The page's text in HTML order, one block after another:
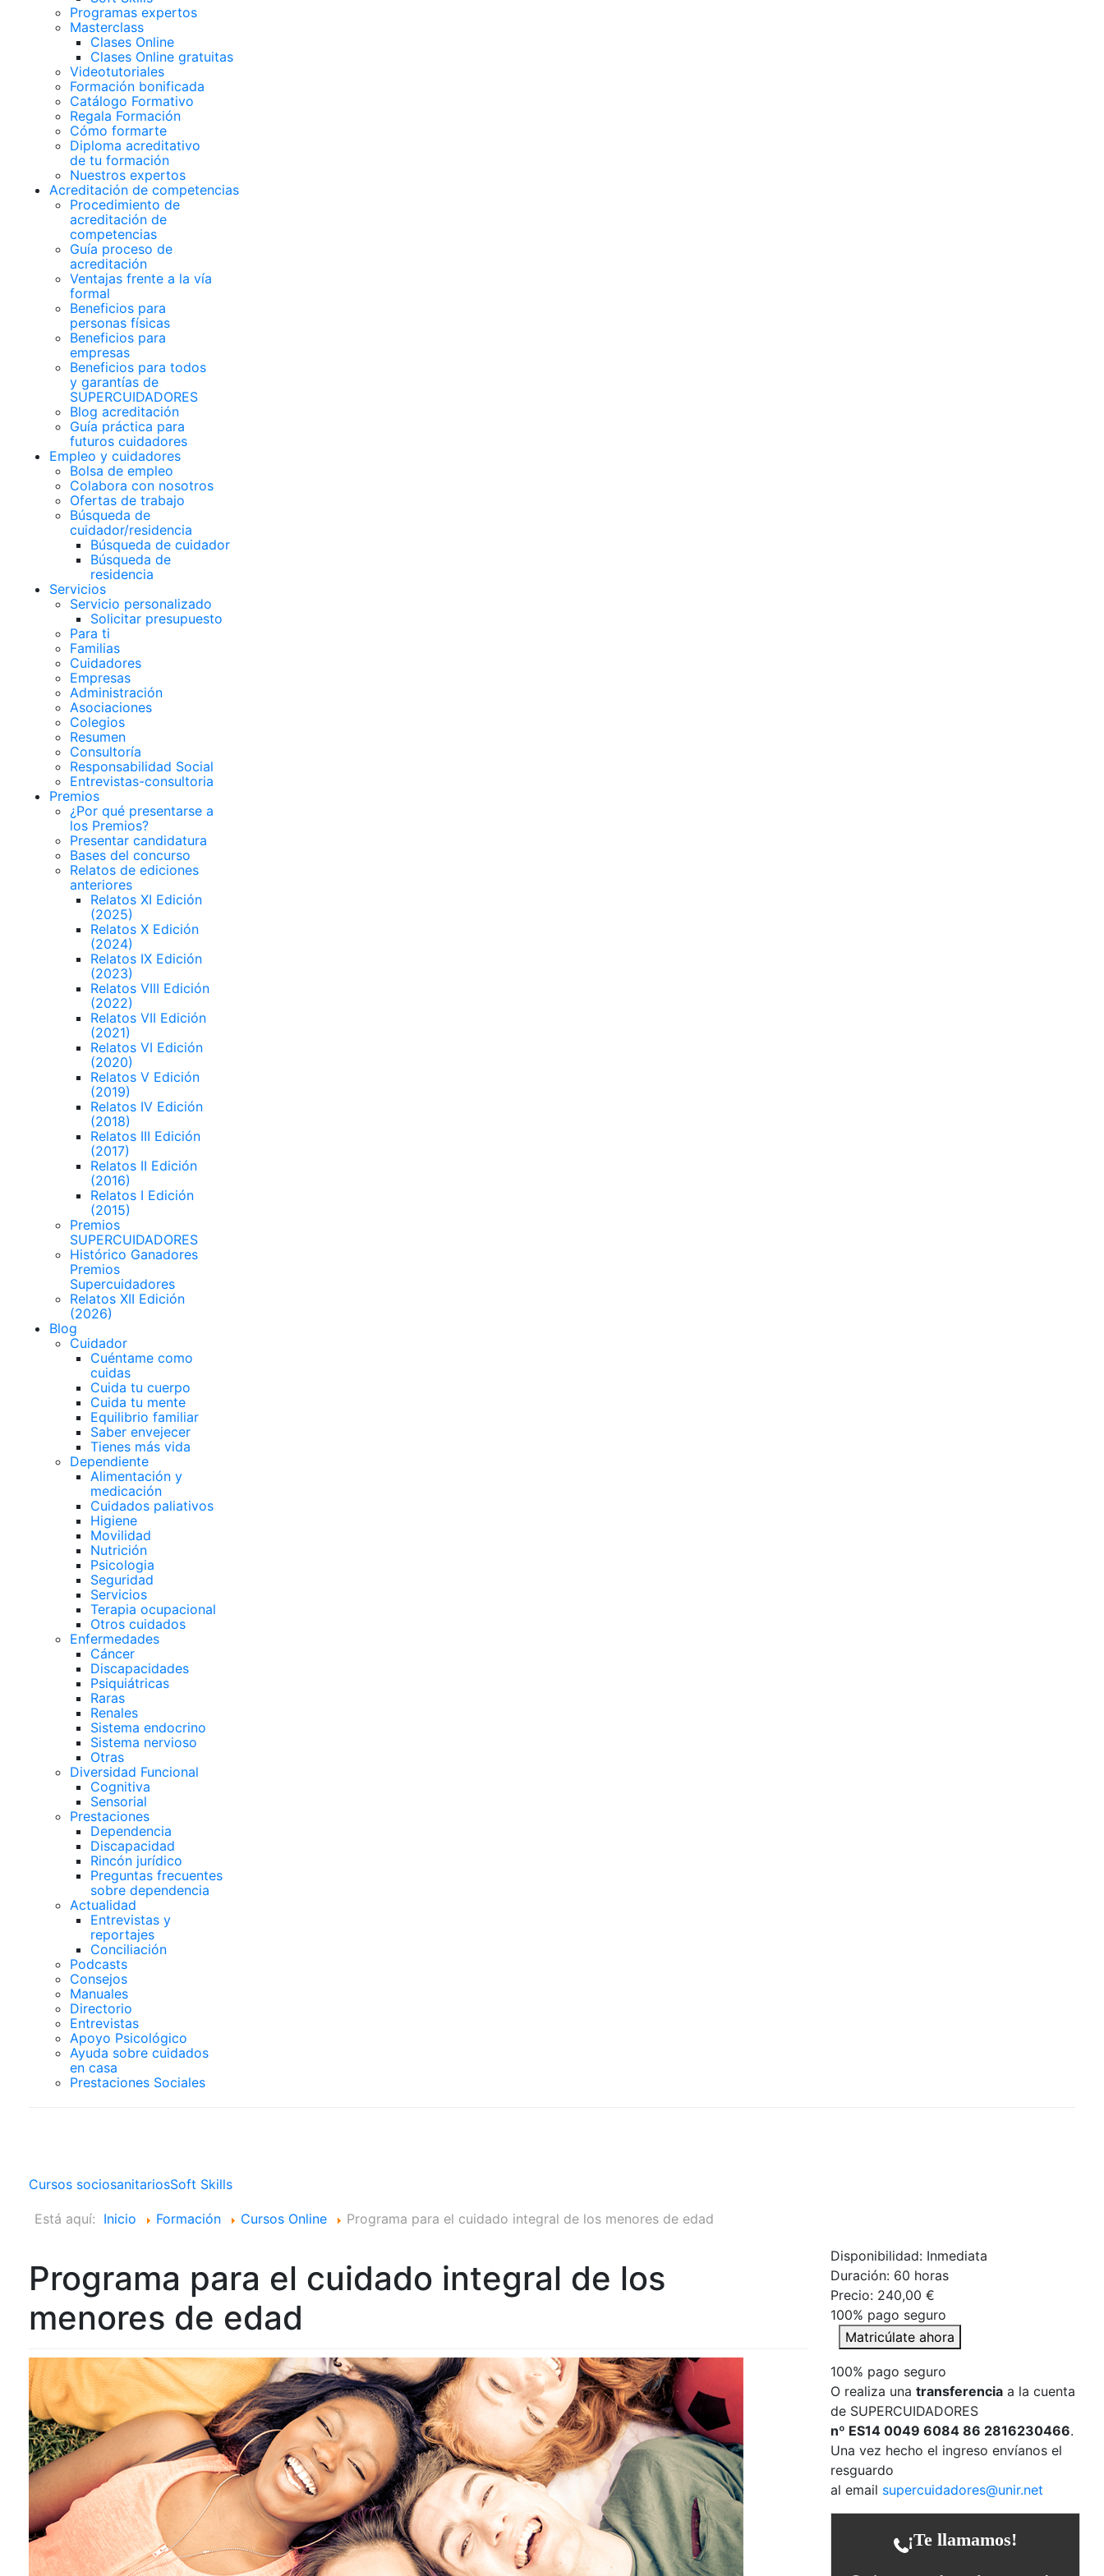
Programas expertos
Masterclass
Clases Online
Clases Online gratuitas
Videotutoriales
Formación bonificada
Catálogo Formativo
Regala Formación
Cómo formarte
Diploma acreditativo
de tu formación
Nuestros expertos
Acreditación de competencias
Procedimiento de
acreditación de
competencias
Guía proceso de
acreditación
Ventajas frente a la vía
formal
Beneficios para
personas físicas
Beneficios para
empresas
Beneficios para todos
y garantías de
SUPERCUIDADORES
Blog acreditación
Guía práctica para
futuros cuidadores
Empleo y cuidadores
Bolsa de empleo
Colabora con nosotros
Ofertas de trabajo
Búsqueda de
cuidador/residencia
Búsqueda de cuidador
Búsqueda de
residencia
Servicios
Servicio personalizado
Solicitar presupuesto
Para ti
Familias
Cuidadores
Empresas
Administración
Asociaciones
Colegios
Resumen
Consultoría
Responsabilidad Social
Entrevistas-consultoria
Premios
¿Por qué presentarse a
los Premios?
Presentar candidatura
Bases del concurso
Relatos de ediciones
anteriores
Relatos XI Edición
(2025)
Relatos X Edición
(2024)
Relatos IX Edición
(2023)
Relatos VIII Edición
(2022)
Relatos VII Edición
(2021)
Relatos VI Edición
(2020)
Relatos V Edición
(2019)
Relatos IV Edición
(2018)
Relatos III Edición
(2017)
Relatos II Edición
(2016)
Relatos I Edición
(2015)
Premios
SUPERCUIDADORES
Histórico Ganadores
Premios
Supercuidadores
Relatos XII Edición
(2026)
Blog
Cuidador
Cuéntame como
cuidas
Cuida tu cuerpo
Cuida tu mente
Equilibrio familiar
Saber envejecer
Tienes más vida
Dependiente
Alimentación y
medicación
Cuidados paliativos
Higiene
Movilidad
Nutrición
Psicologia
Seguridad
Servicios
Terapia ocupacional
Otros cuidados
Enfermedades
Cáncer
Discapacidades
Psiquiátricas
Raras
Renales
Sistema endocrino
Sistema nervioso
Otras
Diversidad Funcional
Cognitiva
Sensorial
Prestaciones
Dependencia
Discapacidad
Rincón jurídico
Preguntas frecuentes
sobre dependencia
Actualidad
Entrevistas y
reportajes
Conciliación
Podcasts
Consejos
Manuales
Directorio
Entrevistas
Apoyo Psicológico
Ayuda sobre cuidados
en casa
Prestaciones Sociales
Cursos sociosanitariosSoft Skills
Está aquí: Inicio Formación Cursos Online Programa para el cuidado integral de los menores de edad
Programa para el cuidado integral de los
menores de edad
Disponibilidad: Inmediata
Duración: 60 horas
Precio: 240,00 €
100% pago seguro
Matricúlate ahora
100% pago seguro
O realiza una transferenciaa la cuenta
de SUPERCUIDADORES
nº ES14 0049 6084 86 2816230466.
Una vez hecho el ingreso envíanos el
resguardo
al email supercuidadores@unir.net
¡Te llamamos!